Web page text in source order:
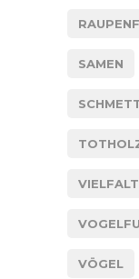
SAMEN
VIELFALT
VÖGEL